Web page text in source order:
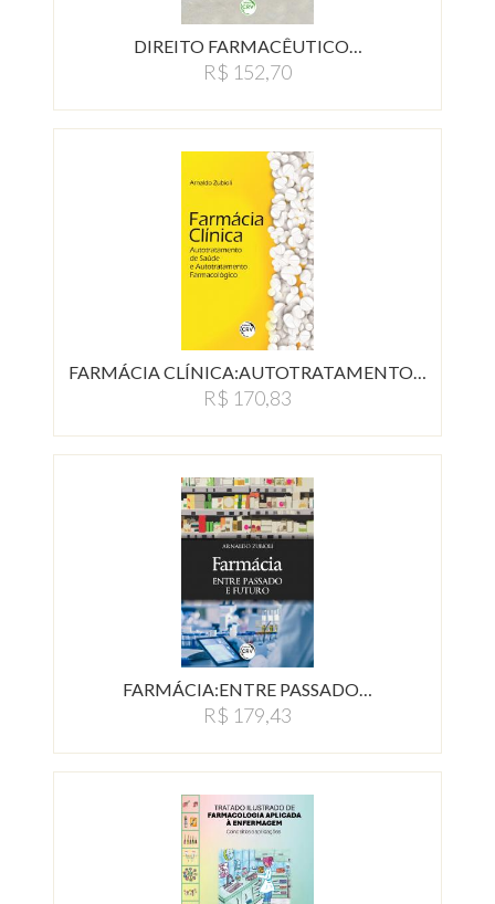
DIREITO FARMACÊUTICO…
R$ 152,70
FARMÁCIA CLÍNICA:AUTOTRATAMENTO…
R$ 170,83
FARMÁCIA:ENTRE PASSADO…
R$ 179,43